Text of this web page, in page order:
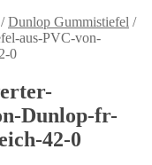
/Dunlop Gummistiefel /
aus-PVC-von-
0
Dunlop-fr-
42-0